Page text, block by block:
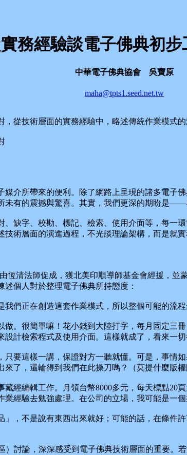
務經驗談電子佛典初
中華電子佛典協會 吳寶原
maha@tpts1.seed.net.tw
從技術層面的實務經驗中，略述傳統作業模式
所帶來的便利。除了網路上呈現的諸多電子
有的震撼與驚喜。其實，我們更深的期盼是——
字、校勘、標記、檢索、使用介面等，每一
術層面的演進過程，不光談理論架構，而是就
清法師促成，獲北美印順導師基金會經援，並
個人對於整理電子佛典所持態度：
正在創造這套作業模式，所以整個可能的流程
很簡單嘛！花小錢到大陸打字，每月固定三
計檢索程式及使用介面。這樣就成了，看來一
這樣一講，保證對方一聽就懂。可是，事情
了，還輪得到我們在此操刀嗎？（莫提什麼版
編輯工作。月領台幣8000多元，每天標點20
經驗去勉強處理。在公司的立場，我可能是一
不是說有東西出來就好；可能的話，在條件
討論，深深感受到電子佛典技術層面的重要。